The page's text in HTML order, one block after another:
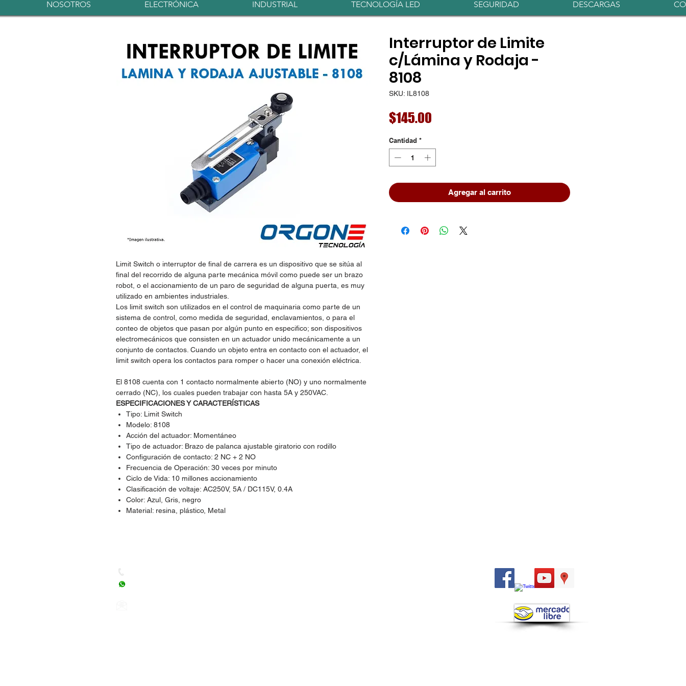
Iniciar sesión
NOSOTROS ELECTRÓNICA INDUSTRIAL TECNOLOGÍA LED SEGURIDAD DESCARGAS
Limit Switch o interruptor de final de carrera es un dispositivo que se sitúa al
final del recorrido de alguna parte mecánica móvil como puede ser un brazo
robot, o el accionamiento de un paro de seguridad de alguna puerta, es muy
utilizado en ambientes industriales.
Los limit switch son utilizados en el control de maquinaria como parte de un
sistema de control, como medida de seguridad, enclavamientos, o para el
conteo de objetos que pasan por algún punto en especifico; son dispositivos
electromecánicos que consisten en un actuador unido mecánicamente a un
conjunto de contactos. Cuando un objeto entra en contacto con el actuador, el
limit switch opera los contactos para romper o hacer una conexión eléctrica.
El 8108 cuenta con 1 contacto normalmente abierto (NO) y uno normalmente
cerrado (NC), los cuales pueden trabajar con hasta 5A y 250VAC.
ESPECIFICACIONES Y CARACTERÍSTICAS
Tipo: Limit Switch
Modelo: 8108
Acción del actuador: Momentáneo
Tipo de actuador: Brazo de palanca ajustable giratorio con rodillo
Configuración de contacto: 2 NC + 2 NO
Frecuencia de Operación: 30 veces por minuto
Ciclo de Vida: 10 millones accionamiento
Clasificación de voltaje: AC250V, 5A / DC115V, 0.4A
Color: Azul, Gris, negro
Material: resina, plástico, Metal
Interruptor de Limite
c/Lámina y Rodaja -
8108
SKU: IL8108
$145.00
Cantidad *
Agregar al carrito